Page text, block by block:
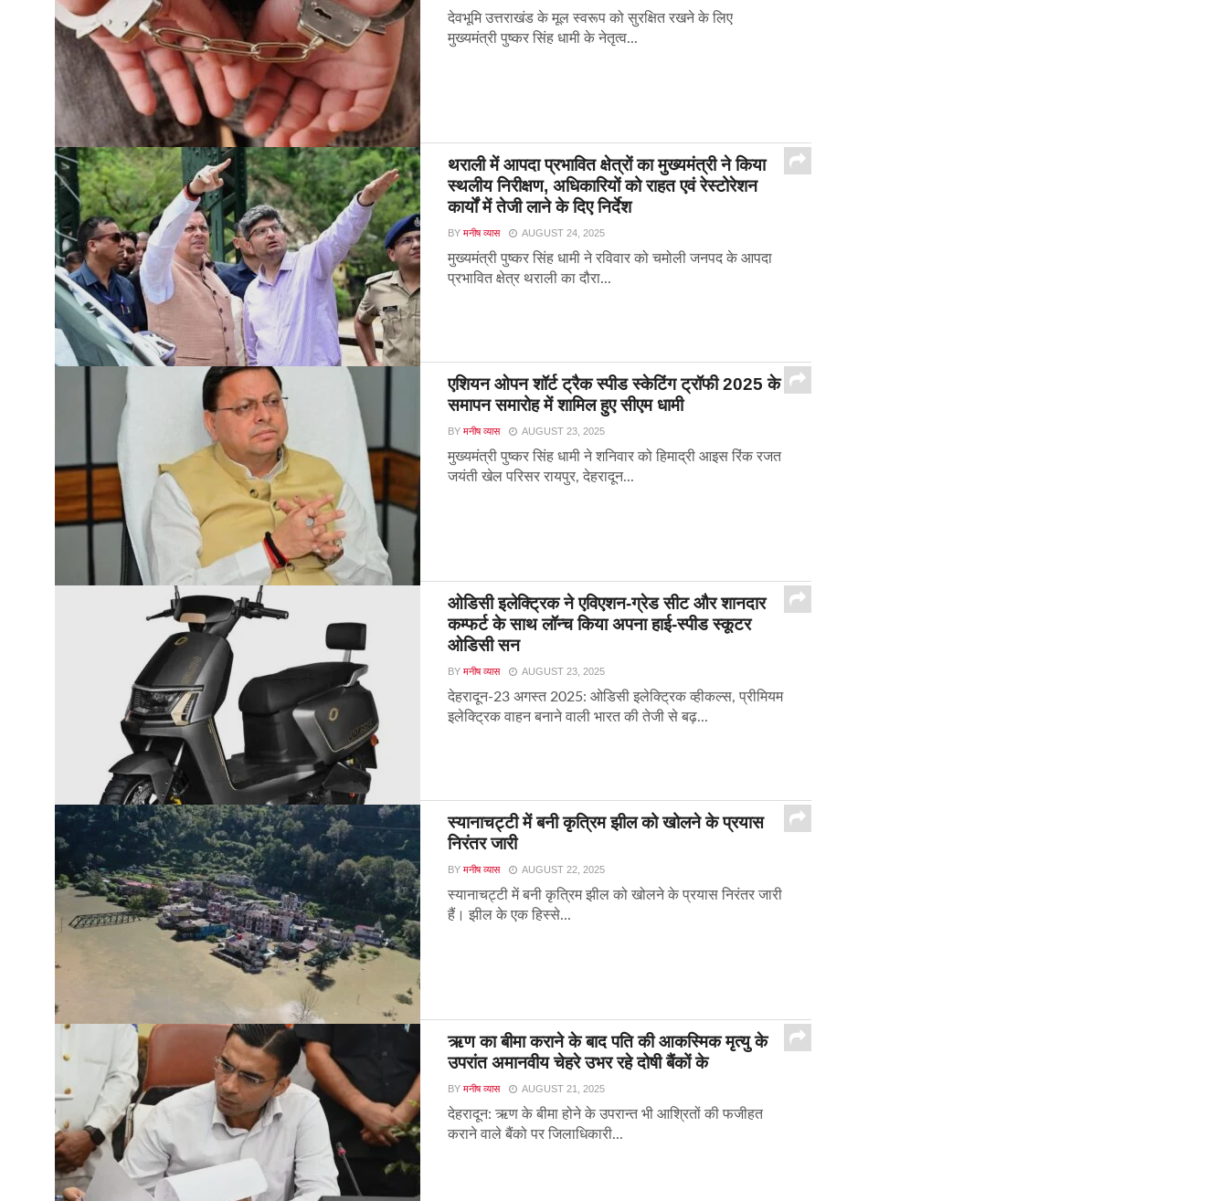
देवभूमि उत्तराखंड के मूल स्वरूप को सुरक्षित रखने के लिए
मुख्यमंत्री पुष्कर सिंह धामी के नेतृत्व...
थराली में आपदा प्रभावित क्षेत्रों का मुख्यमंत्री ने किया
स्थलीय निरीक्षण, अधिकारियों को राहत एवं रेस्टोरेशन
कार्यों में तेजी लाने के दिए निर्देश
BY मनीष व्यास AUGUST 24, 2025
मुख्यमंत्री पुष्कर सिंह धामी ने रविवार को चमोली जनपद के आपदा
प्रभावित क्षेत्र थराली का दौरा...
एशियन ओपन शॉर्ट ट्रैक स्पीड स्केटिंग ट्रॉफी 2025 के
समापन समारोह में शामिल हुए सीएम धामी
BY मनीष व्यास AUGUST 23, 2025
मुख्यमंत्री पुष्कर सिंह धामी ने शनिवार को हिमाद्री आइस रिंक रजत
जयंती खेल परिसर रायपुर, देहरादून...
ओडिसी इलेक्ट्रिक ने एविएशन-ग्रेड सीट और शानदार
कम्‍फर्ट के साथ लॉन्‍च किया अपना हाई-स्‍पीड स्‍कूटर
ओडिसी सन
BY मनीष व्यास AUGUST 23, 2025
देहरादून-23 अगस्त 2025: ओडिसी इलेक्ट्रिक व्हीकल्स, प्रीमियम
इलेक्ट्रिक वाहन बनाने वाली भारत की तेजी से बढ़...
स्यानाचट्टी में बनी कृत्रिम झील को खोलने के प्रयास
निरंतर जारी
BY मनीष व्यास AUGUST 22, 2025
स्यानाचट्टी में बनी कृत्रिम झील को खोलने के प्रयास निरंतर जारी
हैं। झील के एक हिस्से...
ऋण का बीमा कराने के बाद पति की आकस्मिक मृत्यु के
उपरांत अमानवीय चेहरे उभर रहे दोषी बैंकों के
BY मनीष व्यास AUGUST 21, 2025
देहरादून: ऋण के बीमा होने के उपरान्त भी आश्रितों की फजीहत
कराने वाले बैंको पर जिलाधिकारी...